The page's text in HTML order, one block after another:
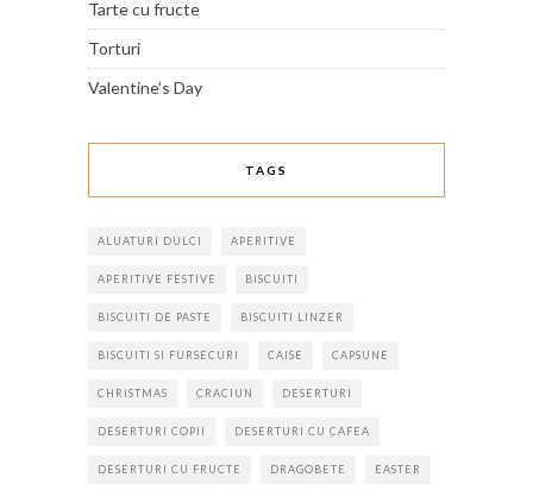
Tarte cu fructe
Torturi
Valentine’s Day
TAGS
ALUATURI DULCI APERITIVE
APERITIVE FESTIVE BISCUITI
BISCUITI DE PASTE BISCUITI LINZER
BISCUITI SI FURSECURI CAISE CAPSUNE
CHRISTMAS CRACIUN DESERTURI
DESERTURI COPII DESERTURI CU CAFEA
DESERTURI CU FRUCTE DRAGOBETE EASTER